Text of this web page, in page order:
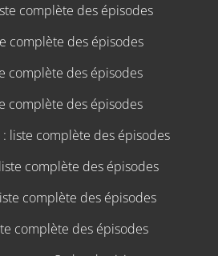
complète des épisodes
complète des épisodes
complète des épisodes
complète des épisodes
: liste complète des épisodes
complète des épisodes
complète des épisodes
complète des épisodes